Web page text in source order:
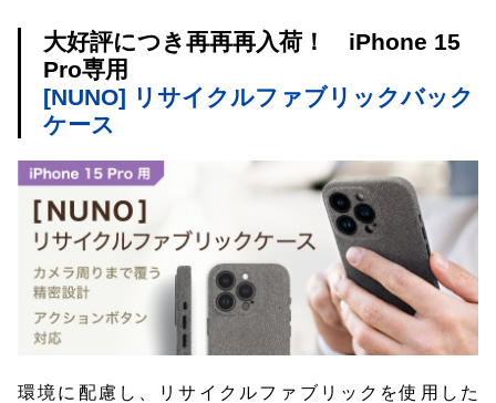
大好評につき再再再入荷！ iPhone 15
Pro専用
[NUNO] リサイクルファブリックバック
ケース
環境に配慮し、リサイクルファブリックを使用した